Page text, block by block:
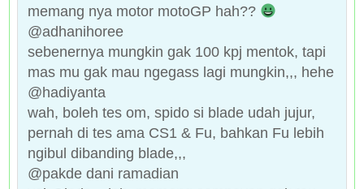
memang nya motor motoGP hah??
@adhanihoree
sebenernya mungkin gak 100 kpj mentok, tapi
mas mu gak mau ngegass lagi mungkin,,, hehe
@hadiyanta
wah, boleh tes om, spido si blade udah jujur,
pernah di tes ama CS1 & Fu, bahkan Fu lebih
ngibul dibanding blade,,,
@pakde dani ramadian